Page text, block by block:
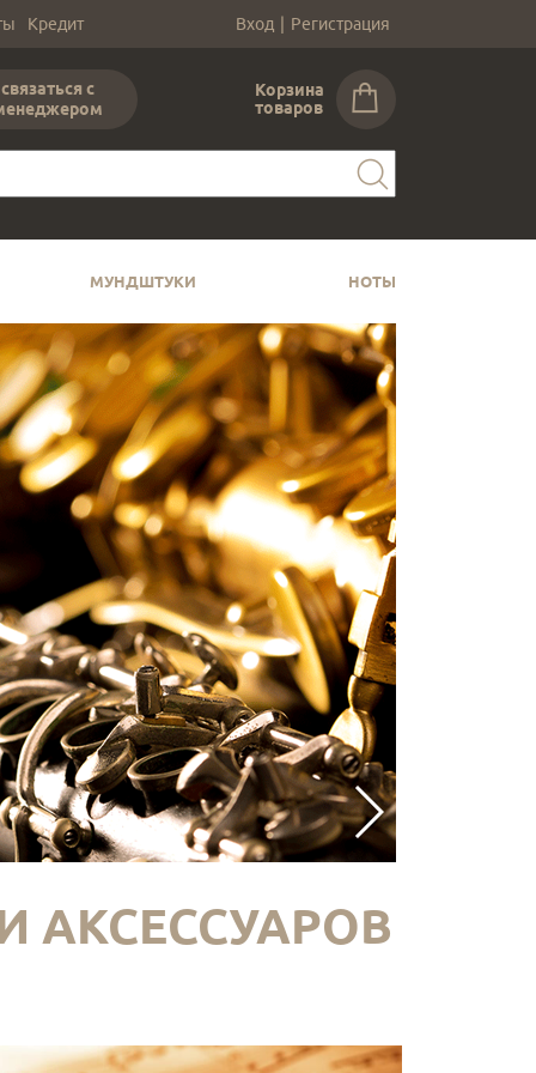
Кредит Вход | Регистрация
связаться с
Корзина
товаров
МУНДШТУКИ НОТЫ
АКСЕССУАРОВ